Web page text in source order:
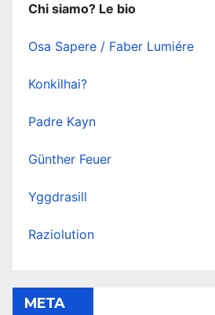
Chi siamo? Le bio
Osa Sapere / Faber Lumiére
Konkilhai?
Padre Kayn
Günther Feuer
Yggdrasill
Raziolution
META